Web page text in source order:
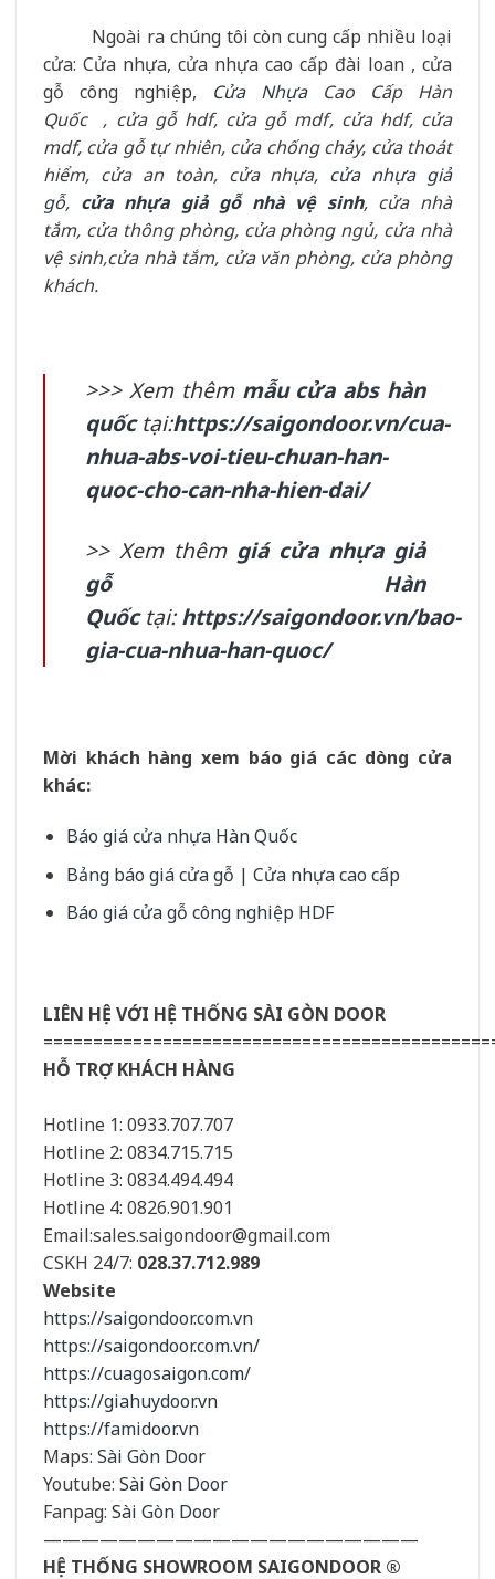
Ngoài ra chúng tôi còn cung cấp nhiều loại
cửa: Cửa nhựa, cửa nhựa cao cấp đài loan , cửa
gỗ công nghiệp, Cửa NhựaCao Cấp Hàn
Quốc
, cửa gỗ hdf, cửa gỗ mdf, cửa hdf, cửa
mdf, cửa gỗ tự nhiên, cửa chống cháy, cửa thoát
hiểm, cửa an toàn, cửa nhựa, cửa nhựa giả
gỗ, cửa nhựa giả gỗ nhà vệ sinh, cửa nhà
tắm, cửa thông phòng, cửa phòng ngủ, cửa nhà
vệ sinh,cửa nhà tắm, cửa văn phòng, cửa phòng
khách.
>>> Xem thêm mẫu cửa abs hàn
quốctại:https://saigondoor.vn/cua-
nhua-abs-voi-tieu-chuan-han-
quoc-cho-can-nha-hien-dai/
>> Xem thêm giá cửa nhựa giả
gỗ Hàn
Quốctại:https://saigondoor.vn/bao-
gia-cua-nhua-han-quoc/
Mời khách hàng xem báo giá các dòng cửa
khác:
Báo giá cửa nhựa Hàn Quốc
Bảng báo giá cửa gỗ | Cửa nhựa cao cấp
Báo giá cửa gỗ công nghiệp HDF
LIÊN HỆ VỚI HỆ THỐNG SÀI GÒN DOOR
HỖ TRỢ KHÁCH HÀNG
Hotline 1: 0933.707.707
Hotline 2: 0834.715.715
Hotline 3: 0834.494.494
Hotline 4: 0826.901.901
Email:sales.saigondoor@gmail.com
CSKH 24/7: 028.37.712.989
Website
https://saigondoor.com.vn
https://saigondoor.com.vn/
https://cuagosaigon.com/
https://giahuydoor.vn
https://famidoor.vn
Maps: Sài Gòn Door
Youtube: Sài Gòn Door
Fanpag: Sài Gòn Door
————————————————————
HỆ THỐNG SHOWROOM SAIGONDOOR ®